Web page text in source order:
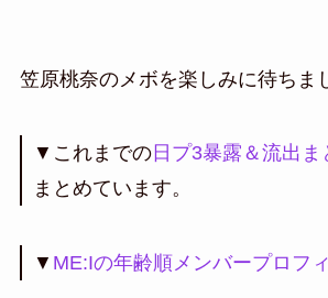
笠原桃奈のメボを楽しみに待ちま
▼これまでの日プ3暴露＆流出ま
まとめています。
▼ ME:Iの年齢順メンバープロフ